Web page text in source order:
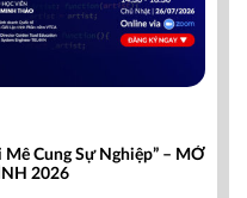
Mê Cung Sự Nghiệp” – MỞ
2026